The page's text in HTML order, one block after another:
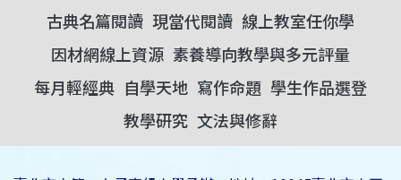
古典名篇閱讀 現當代閱讀 線上教室任你學
因材網線上資源 素養導向教學與多元評量
每月輕經典 自學天地 寫作命題 學生作品選登
教學研究 文法與修辭